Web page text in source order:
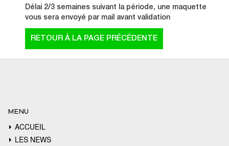
Délai 2/3 semaines suivant la période, une maquette
vous sera envoyé par mail avant validation
MENU
ACCUEIL
LES NEWS